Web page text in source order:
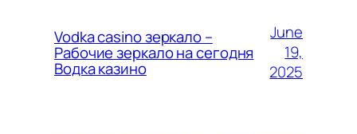
Vodka casino зеркало –
Рабочие зеркало на сегодня
Водка казино
June
19,
2025